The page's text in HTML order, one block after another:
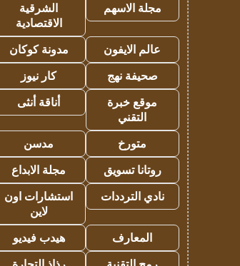
مجلة الاسهم
الشرقية
الاقتصادية
عالم الايفون
مدونة كوكان
صحيفة نهج
كار نيوز
موقع خبرة
التقني
أناقة أنثى
متورخ
مدسن
روتانا تسويق
مجلة الابداع
نادي الترددات
استشارات اون
لاين
المعارف
هيدب فيديو